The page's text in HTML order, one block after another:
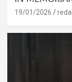
19/01/2026